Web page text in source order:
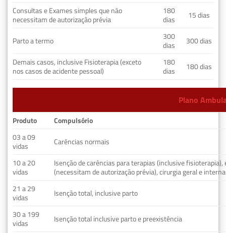
Consultas e Exames simples que não
necessitam de autorização prévia
180
dias
15 dias
Parto a termo
300
dias
300 dias
Demais casos, inclusive Fisioterapia (exceto
nos casos de acidente pessoal)
180
dias
180 dias
Plano
Produto
Compulsório
03 a 09
vidas
Carências normais
10 a 20
vidas
Isenção de carências para terapias (inclusive fisioterapia),
(necessitam de autorização prévia), cirurgia geral e
21 a 29
vidas
Isenção total, inclusive parto
30 a 199
vidas
Isenção total inclusive parto e preexistência